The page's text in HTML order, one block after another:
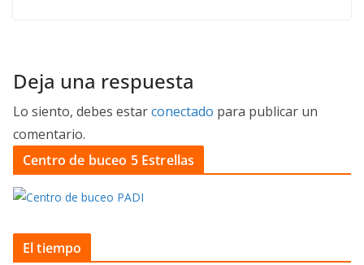
Deja una respuesta
Lo siento, debes estarconectado para publicar un
comentario.
Centro de buceo 5 Estrellas
El tiempo